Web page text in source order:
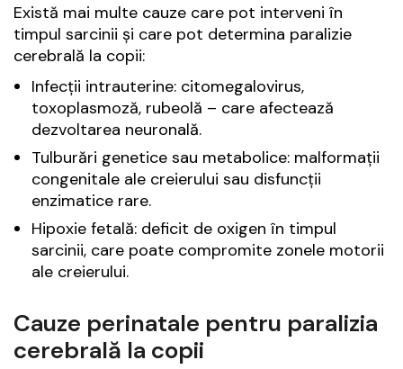
Există mai multe cauze care pot interveni în
timpul sarcinii și care pot determina paralizie
cerebrală la copii:
Infecții intrauterine: citomegalovirus,
toxoplasmoză, rubeolă – care afectează
dezvoltarea neuronală.
Tulburări genetice sau metabolice: malformații
congenitale ale creierului sau disfuncții
enzimatice rare.
Hipoxie fetală: deficit de oxigen în timpul
sarcinii, care poate compromite zonele motorii
ale creierului.
Cauze perinatale pentru paralizia
cerebrală la copii